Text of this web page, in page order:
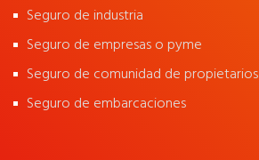
Seguro de industria
Seguro de empresas o pyme
Seguro de comunidad de propietarios
Seguro de embarcaciones